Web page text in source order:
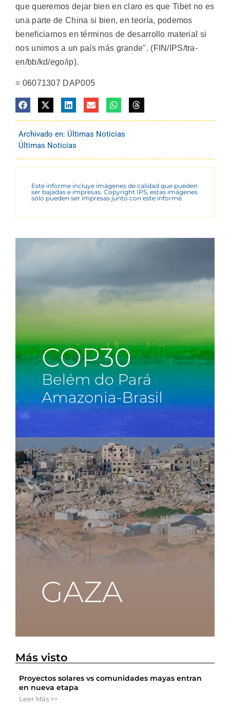
que queremos dejar bien en claro es que Tibet no es
una parte de China si bien, en teoría, podemos
beneficiarnos en términos de desarrollo materiaI si
nos unimos a un país más grande". (FIN/IPS/tra-
en/bb/kd/ego/ip).
= 06071307 DAP005
Archivado en: Últimas Noticias
Últimas Noticias
Este informe incluye imágenes de calidad que pueden
ser bajadas e impresas. Copyright IPS, estas imágenes
sólo pueden ser impresas junto con este informe
Más visto
Proyectos solares vs comunidades mayas entran
en nueva etapa
Leer Más >>